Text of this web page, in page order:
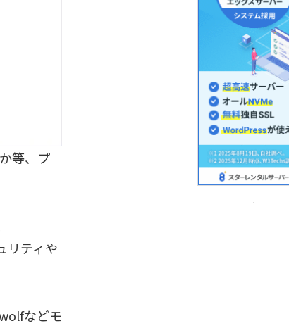
等、プ
リティや
などモ